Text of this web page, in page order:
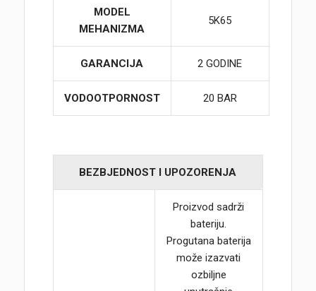
MODEL
MEHANIZMA
5K65
GARANCIJA 2 GODINE
VODOOTPORNOST 20 BAR
BEZBJEDNOST I UPOZORENJA
Proizvod sadrži
bateriju.
Progutana baterija
može izazvati
ozbiljne